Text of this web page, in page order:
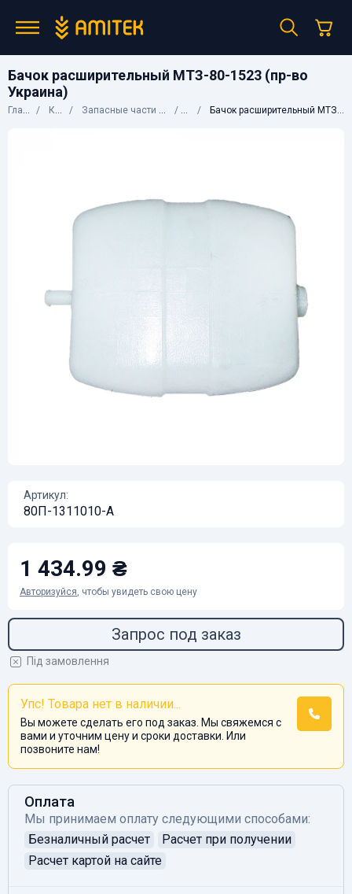
Бачок расширительный МТЗ-80-1523 (пр-во
Украина)
Главная Каталог Запасные части к сельхозтехнике МТЗ Бачок расширительный МТЗ-80-1523 (пр-во Украина)
Артикул:
80П-1311010-А
1 434.99 ₴
Авторизуйся, чтобы увидеть свою цену
Запрос под заказ
Під замовлення
Упс! Товара нет в наличии...
Вы можете сделать его под заказ. Мы свяжемся с
вами и уточним цену и сроки доставки. Или
позвоните нам!
Оплата
Мы принимаем оплату следующими способами:
Безналичный расчет
Расчет при получении
Расчет картой на сайте